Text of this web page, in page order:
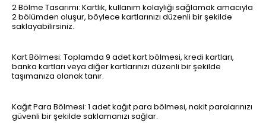
2 Bölme Tasarımı: Kartlık, kullanım kolaylığı sağlamak amacıyla
2 bölümden oluşur, böylece kartlarınızı düzenli bir şekilde
saklayabilirsiniz.
Kart Bölmesi: Toplamda 9 adet kart bölmesi, kredi kartları,
banka kartları veya diğer kartlarınızı düzenli bir şekilde
taşımanıza olanak tanır.
Kağıt Para Bölmesi: 1 adet kağıt para bölmesi, nakit paralarınızı
güvenli bir şekilde saklamanızı sağlar.